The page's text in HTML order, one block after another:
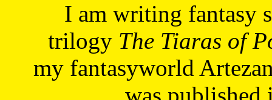
I am writing fantasy
trilogy The Tiaras of
my fantasyworld